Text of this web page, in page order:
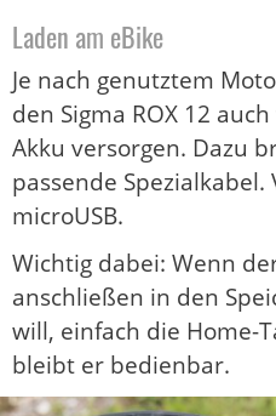
Laden am eBike
Je nach genutztem
den Sigma ROX 12
Akku versorgen. Dazu
passende
microUSB.
Wichtig dabei: Wenn
anschließen in den
will, einfach die Home-
bleibt er bedienbar.